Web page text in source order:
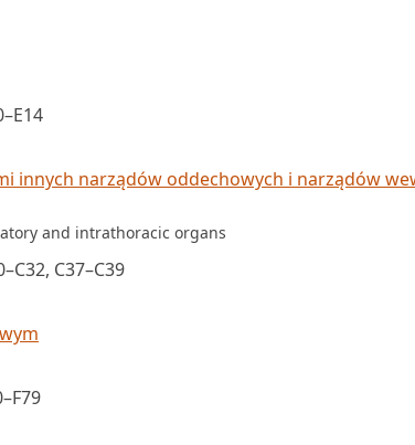
innych narządów oddechowych i narządów
and intrathoracic organs
C37–C39